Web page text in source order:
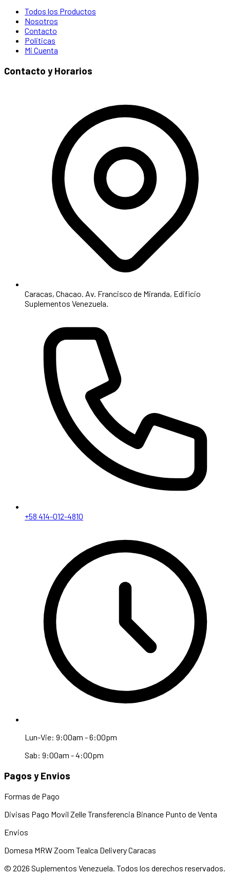
Todos los Productos
Nosotros
Contacto
Politicas
Mi Cuenta
Contacto y Horarios
Caracas, Chacao. Av. Francisco de Miranda, Edificio
Suplementos Venezuela.
+58 414-012-4810
Lun-Vie: 9:00am - 6:00pm
Sab: 9:00am - 4:00pm
Pagos y Envios
Formas de Pago
Divisas Pago Movil ZelleTransferencia Binance Punto de Venta
Envios
Domesa MRWZoom Tealca Delivery Caracas
© 2026 Suplementos Venezuela. Todos los derechos reservados.